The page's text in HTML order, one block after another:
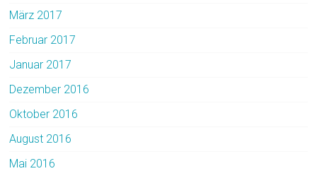
März 2017
Februar 2017
Januar 2017
Dezember 2016
Oktober 2016
August 2016
Mai 2016